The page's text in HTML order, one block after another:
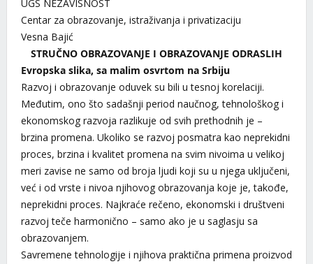
UGS NEZAVISNOST
Centar za obrazovanje, istraživanja i privatizaciju
Vesna Bajić
STRUČNO OBRAZOVANJE I OBRAZOVANJE ODRASLIH
Evropska slika, sa malim osvrtom na Srbiju
Razvoj i obrazovanje oduvek su bili u tesnoj korelaciji.
Međutim, ono što sadašnji period naučnog, tehnološkog i
ekonomskog razvoja razlikuje od svih prethodnih je –
brzina promena. Ukoliko se razvoj posmatra kao neprekidni
proces, brzina i kvalitet promena na svim nivoima u velikoj
meri zavise ne samo od broja ljudi koji su u njega uključeni,
već i od vrste i nivoa njihovog obrazovanja koje je, takođe,
neprekidni proces. Najkraće rečeno, ekonomski i društveni
razvoj teče harmonično – samo ako je u saglasju sa
obrazovanjem.
Savremene tehnologije i njihova praktična primena proizvod